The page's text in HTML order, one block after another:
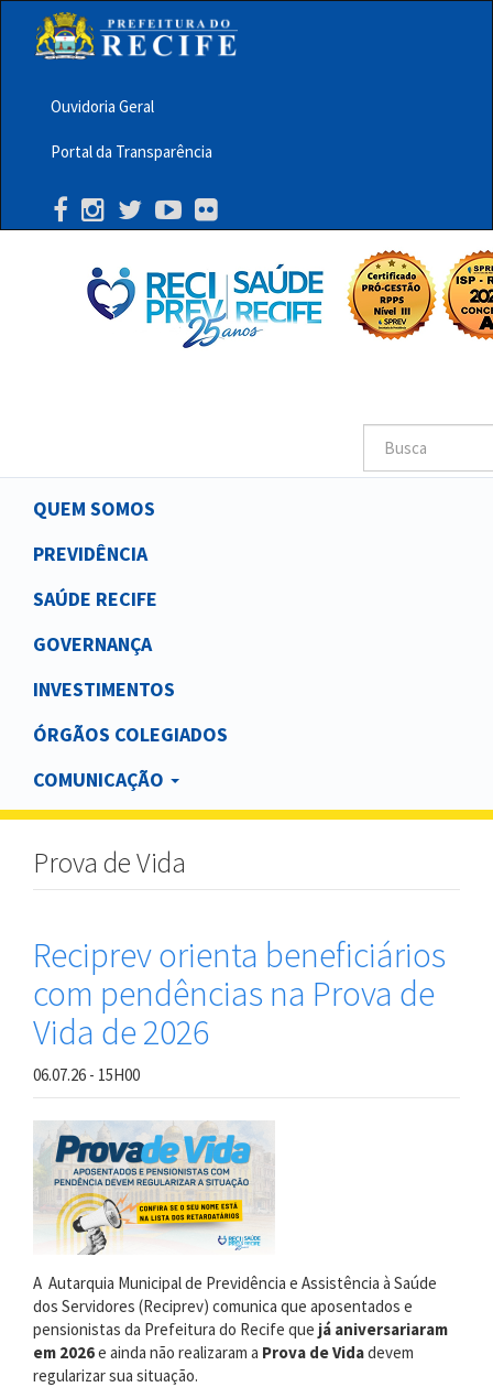
principalMenu
Barra
Topo
PCR
Ouvidoria Geral
Portal da Transparência
Buscar
Main
navigation
QUEM SOMOS
PREVIDÊNCIA
SAÚDE RECIFE
GOVERNANÇA
INVESTIMENTOS
ÓRGÃOS COLEGIADOS
COMUNICAÇÃO
Prova de Vida
Reciprev orienta beneficiários
com pendências na Prova de
Vida de 2026
06.07.26 - 15H00
A Autarquia Municipal de Previdência e Assistência à Saúde
dos Servidores (Reciprev) comunica que aposentados e
pensionistas da Prefeitura do Recife que já aniversariaram
em 2026e ainda não realizaram a Prova de Vidadevem
regularizar sua situação.